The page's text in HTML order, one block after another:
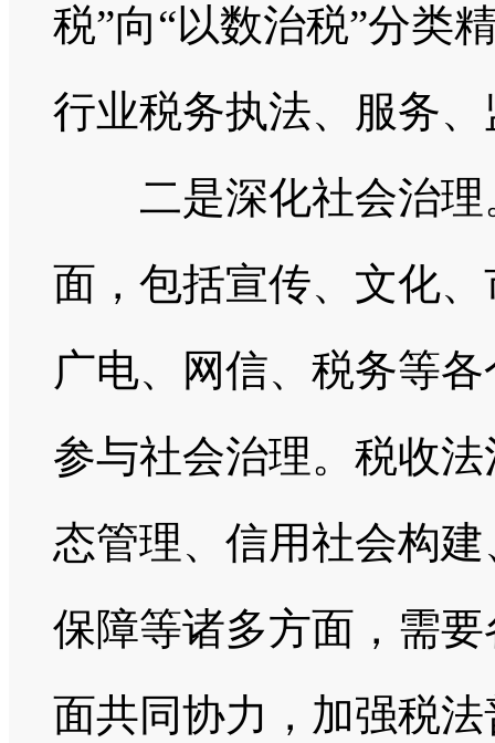
税”向“以数治税”分类
行业税务执法、服务
二是深化社会治理
面，包括宣传、文化
广电、网信、税务等
参与社会治理。税收
态管理、信用社会构
保障等诸多方面，需
面共同协力，加强税